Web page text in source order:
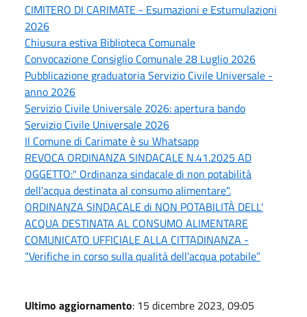
CIMITERO DI CARIMATE - Esumazioni e Estumulazioni
2026
Chiusura estiva Biblioteca Comunale
Convocazione Consiglio Comunale 28 Luglio 2026
Pubblicazione graduatoria Servizio Civile Universale -
anno 2026
Servizio Civile Universale 2026: apertura bando
Servizio Civile Universale 2026
Il Comune di Carimate è su Whatsapp
REVOCA ORDINANZA SINDACALE N.41.2025 AD
OGGETTO:" Ordinanza sindacale di non potabilità
dell'acqua destinata al consumo alimentare".
ORDINANZA SINDACALE di NON POTABILITÀ DELL'
ACQUA DESTINATA AL CONSUMO ALIMENTARE
COMUNICATO UFFICIALE ALLA CITTADINANZA -
“Verifiche in corso sulla qualità dell'acqua potabile”
Ultimo aggiornamento: 15 dicembre 2023, 09:05